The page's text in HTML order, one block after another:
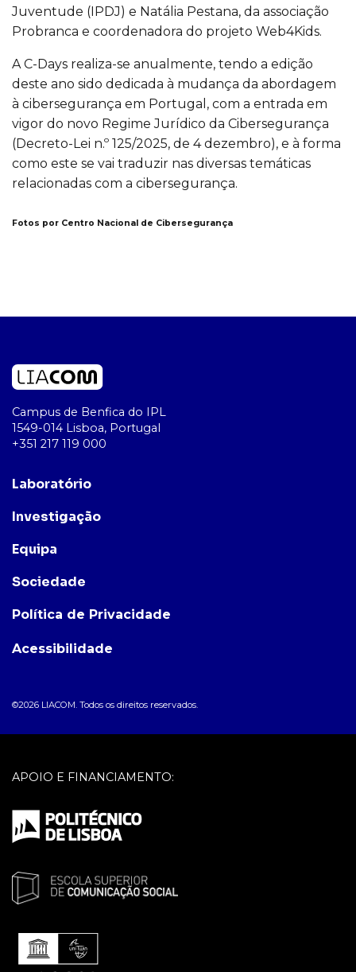
Juventude (IPDJ) e Natália Pestana, da associação
Probranca e coordenadora do projeto Web4Kids.
A C-Days realiza-se anualmente, tendo a edição
deste ano sido dedicada à mudança da abordagem
à cibersegurança em Portugal, com a entrada em
vigor do novo Regime Jurídico da Cibersegurança
(Decreto-Lei n.º 125/2025, de 4 dezembro), e à forma
como este se vai traduzir nas diversas temáticas
relacionadas com a cibersegurança.
Fotos por Centro Nacional de Cibersegurança
Campus de Benfica do IPL
1549-014 Lisboa, Portugal
+351 217 119 000
Laboratório
Investigação
Equipa
Sociedade
Política de Privacidade
Acessibilidade
©2026 LIACOM. Todos os direitos reservados.
APOIO E FINANCIAMENTO: